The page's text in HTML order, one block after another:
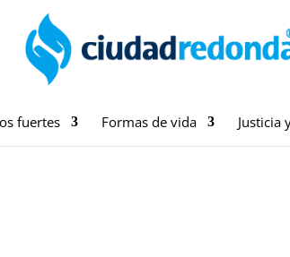
fuertes Formas de vida Justicia